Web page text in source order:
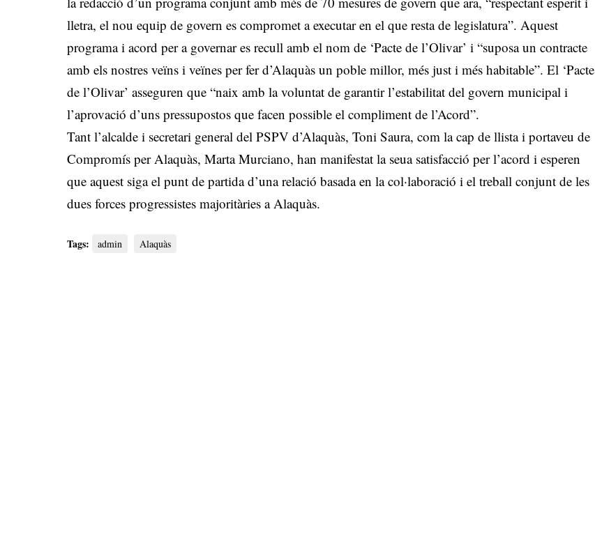
lletra, el nou equip de govern es compromet a executar en el que resta de legislatura”. Aquest
programa i acord per a governar es recull amb el nom de ‘Pacte de l’Olivar’ i “suposa un contracte
amb els nostres veïns i veïnes per fer d’Alaquàs un poble millor, més just i més habitable”. El ‘Pacte
de l’Olivar’ asseguren que “naix amb la voluntat de garantir l’estabilitat del govern municipal i
l’aprovació d’uns pressupostos que facen possible el compliment de l’Acord”.
Tant l’alcalde i secretari general del PSPV d’Alaquàs, Toni Saura, com la cap de llista i portaveu de
Compromís per Alaquàs, Marta Murciano, han manifestat la seua satisfacció per l’acord i esperen
que aquest siga el punt de partida d’una relació basada en la col·laboració i el treball conjunt de les
dues forces progressistes majoritàries a Alaquàs.
Tags: admin Alaquàs